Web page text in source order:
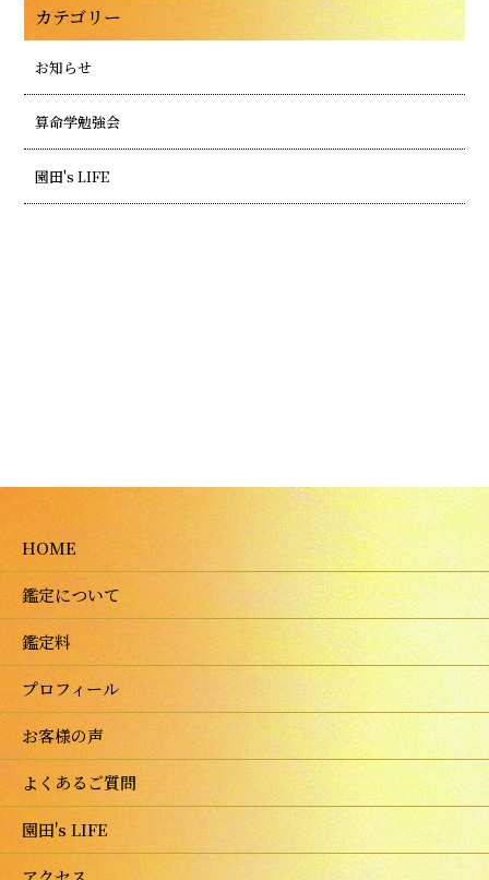
カテゴリー
お知らせ
算命学勉強会
園田's LIFE
HOME
鑑定について
鑑定料
プロフィール
お客様の声
よくあるご質問
園田's LIFE